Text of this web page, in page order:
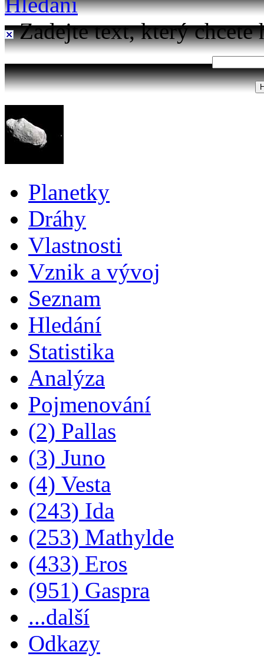
Zadejte text, který chcete
Planetky
Dráhy
Vlastnosti
Vznik a vývoj
Seznam
Hledání
Statistika
Analýza
Pojmenování
(2) Pallas
(3) Juno
(4) Vesta
(243) Ida
(253) Mathylde
(433) Eros
(951) Gaspra
...další
Odkazy